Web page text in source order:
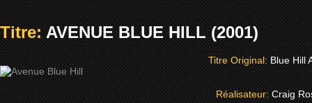
Titre:AVENUE BLUE HILL (2001)
Titre Original:Blue Hill
Réalisateur:Craig